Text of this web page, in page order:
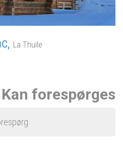
La Thuile
Kan forespørges